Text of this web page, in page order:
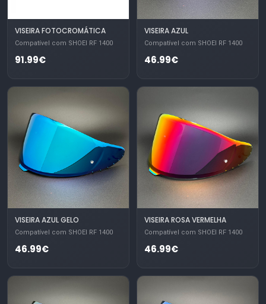
VISEIRA FOTOCROMÁTICA
Compatível com SHOEI RF 1400
91.99€
VISEIRA AZUL
Compatível com SHOEI RF 1400
46.99€
VISEIRA AZUL GELO
Compatível com SHOEI RF 1400
46.99€
VISEIRA ROSA VERMELHA
Compatível com SHOEI RF 1400
46.99€